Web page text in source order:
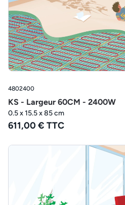
4802400
KS - Largeur 60CM - 2400W
0.5 x 15.5 x 85 cm
611,00 € TTC